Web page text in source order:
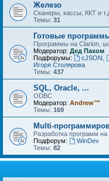
Железо
Сканеры, кассы, ККТ и
Темы: 31
Готовые
Программы на Clarion,
Модератор: Дед Пахом
Подфорумы:
cJSON
Игоря Столярова
Темы: 437
SQL, Oracle, ...
ODBC
Модератор: Andrew™
Темы: 169
Multi-
Разработка программ
Подфорум:
WinDev
Темы: 82